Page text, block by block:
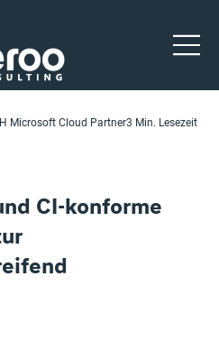
Microsoft Cloud Partner3 Min. Lesezeit
CI-konforme